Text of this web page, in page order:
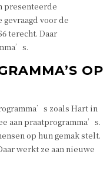
presenteerde
gevraagd voor de
terecht. Daar
OP
zoals Hart in
aan praatprogramma’s.
op hun gemak stelt.
werkt ze aan nieuwe